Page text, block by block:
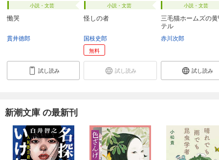
小説・文芸
慟哭
貫井徳郎
試し読み
小説・文芸
怪しの者
国枝史郎
無料
試し読み
小説・文芸
三毛猫ホームズの
テル
赤川次郎
試し読み
新潮文庫 の最新刊